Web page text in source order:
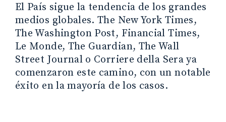
El País sigue la tendencia de los grandes
medios globales. The New York Times,
The Washington Post, Financial Times,
Le Monde, The Guardian, The Wall
Street Journal o Corriere della Sera ya
comenzaron este camino, con un notable
éxito en la mayoría de los casos.